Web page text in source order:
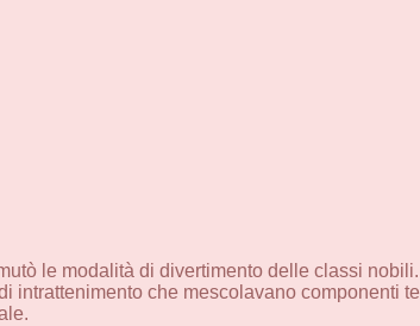
le modalità di divertimento delle classi
che mescolavano componenti